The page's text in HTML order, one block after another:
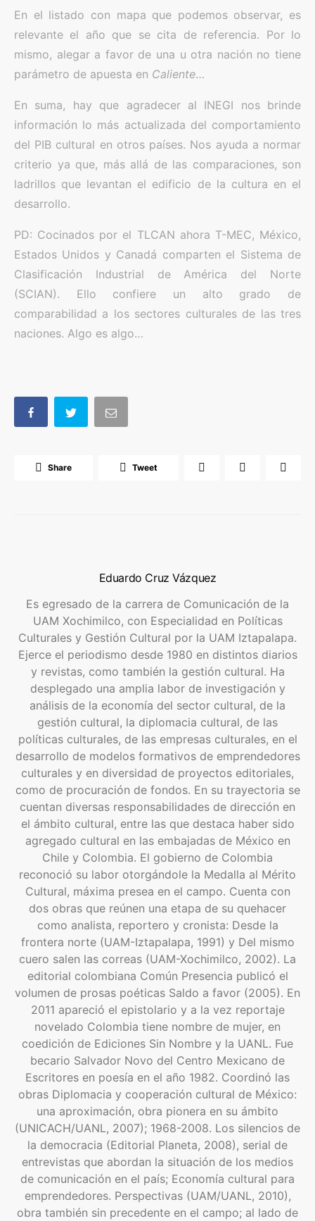
En el listado con mapa que podemos observar, es
relevante el año que se cita de referencia. Por lo
mismo, alegar a favor de una u otra nación no tiene
parámetro de apuesta en Caliente…
En suma, hay que agradecer al INEGI nos brinde
información lo más actualizada del comportamiento
del PIB cultural en otros países. Nos ayuda a normar
criterio ya que, más allá de las comparaciones, son
ladrillos que levantan el edificio de la cultura en el
desarrollo.
PD: Cocinados por el TLCAN ahora T-MEC, México,
Estados Unidos y Canadá comparten el Sistema de
Clasificación Industrial de América del Norte
(SCIAN). Ello confiere un alto grado de
comparabilidad a los sectores culturales de las tres
naciones. Algo es algo…
Share Tweet
Eduardo Cruz Vázquez
Es egresado de la carrera de Comunicación de la
UAM Xochimilco, con Especialidad en Políticas
Culturales y Gestión Cultural por la UAM Iztapalapa.
Ejerce el periodismo desde 1980 en distintos diarios
y revistas, como también la gestión cultural. Ha
desplegado una amplia labor de investigación y
análisis de la economía del sector cultural, de la
gestión cultural, la diplomacia cultural, de las
políticas culturales, de las empresas culturales, en el
desarrollo de modelos formativos de emprendedores
culturales y en diversidad de proyectos editoriales,
como de procuración de fondos. En su trayectoria se
cuentan diversas responsabilidades de dirección en
el ámbito cultural, entre las que destaca haber sido
agregado cultural en las embajadas de México en
Chile y Colombia. El gobierno de Colombia
reconoció su labor otorgándole la Medalla al Mérito
Cultural, máxima presea en el campo. Cuenta con
dos obras que reúnen una etapa de su quehacer
como analista, reportero y cronista: Desde la
frontera norte (UAM-Iztapalapa, 1991) y Del mismo
cuero salen las correas (UAM-Xochimilco, 2002). La
editorial colombiana Común Presencia publicó el
volumen de prosas poéticas Saldo a favor (2005). En
2011 apareció el epistolario y a la vez reportaje
novelado Colombia tiene nombre de mujer, en
coedición de Ediciones Sin Nombre y la UANL. Fue
becario Salvador Novo del Centro Mexicano de
Escritores en poesía en el año 1982. Coordinó las
obras Diplomacia y cooperación cultural de México:
una aproximación, obra pionera en su ámbito
(UNICACH/UANL, 2007); 1968-2008. Los silencios de
la democracia (Editorial Planeta, 2008), serial de
entrevistas que abordan la situación de los medios
de comunicación en el país; Economía cultural para
emprendedores. Perspectivas (UAM/UANL, 2010),
obra también sin precedente en el campo; al lado de